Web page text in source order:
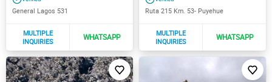
General Lagos 531 Ruta 215 Km. 53- Puyehue